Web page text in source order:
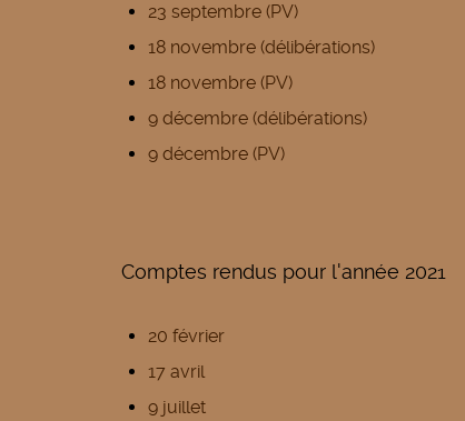
23 septembre (PV)
18 novembre (délibérations)
18 novembre (PV)
9 décembre (délibérations)
9 décembre (PV)
Comptes rendus pour l'année 2021
20 février
17 avril
9 juillet